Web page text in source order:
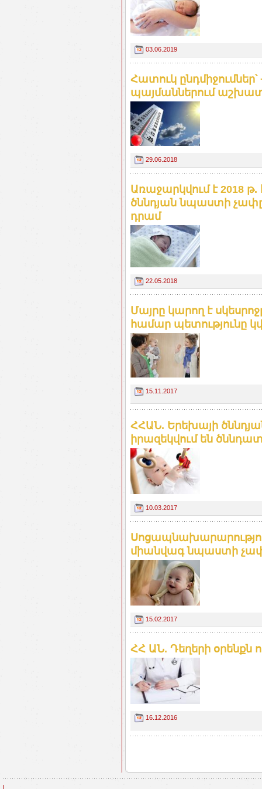
03.06.2019
Հատուկ
պայմաններում
29.06.2018
Առաջարկվում է 2018 թ.
ծննդյան նպաստի
դրամ
22.05.2018
Մայրը կարող է
համար պետությունը
15.11.2017
ՀՀԱՆ. Երեխայի
իրազեկվում են
10.03.2017
միանվագ նպաստի
15.02.2017
ՀՀ ԱՆ. Դեղերի օրենքն
16.12.2016